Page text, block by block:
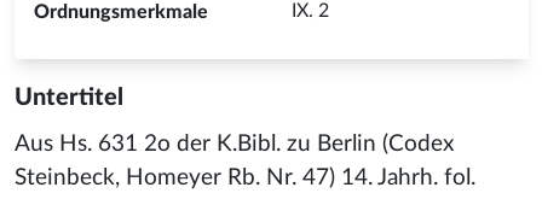
IX. 2
Untertitel
Aus Hs. 631 2o der K.Bibl. zu Berlin (Codex
Steinbeck, Homeyer Rb. Nr. 47) 14. Jahrh. fol.